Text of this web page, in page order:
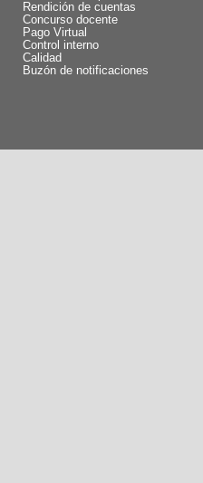
Rendición de cuentas
Concurso docente
Pago Virtual
Control interno
Calidad
Buzón de notificaciones